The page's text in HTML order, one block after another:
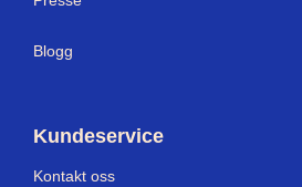
Blogg
Kundeservice
Kontakt oss